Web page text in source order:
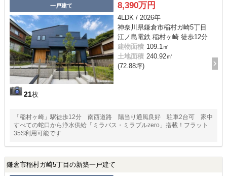
一戸建て
21枚
8,390万円
4LDK / 2026年
神奈川県鎌倉市稲村ガ崎5丁目
江ノ島電鉄 稲村ヶ崎 徒歩12分
建物面積 109.1㎡
土地面積 240.92㎡
(72.88坪)
「稲村ヶ崎」駅徒歩12分 南西道路 陽当り通風良好 駐車2台可 家中
すべての蛇口から浄水供給「ミラバス・ミラブルzero」搭載！フラット
35S利用可能です
鎌倉市稲村ガ崎5丁目の新築一戸建て